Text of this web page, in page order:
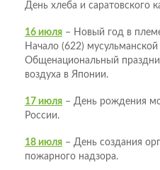
День хлеба и саратовского
16 июля – Новый год в
Начало (622)
Общенациональный
воздуха в Японии.
17 июля – День рождения
России.
18 июля – День создания
пожарного надзора.